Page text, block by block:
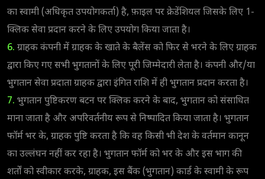
का स्वामी (अधिकृत उपयोगकर्ता) है, फ़ाइल पर क्रेडेंशियल जिसके लिए 1-
क्लिक सेवा प्रदान करने के लिए उपयोग किया जाता है।
6. ग्राहक कंपनी में ग्राहक के खाते के बैलेंस को फिर से भरने के लिए ग्राहक
द्वारा किए गए सभी भुगतानों के लिए पूरी जिम्मेदारी लेता है। कंपनी और/या
भुगतान सेवा प्रदाता ग्राहक द्वारा इंगित राशि में ही भुगतान प्रदान करता है।
7. भुगतान पुष्टिकरण बटन पर क्लिक करने के बाद, भुगतान को संसाधित
माना जाता है और अपरिवर्तनीय रूप से निष्पादित किया जाता है। भुगतान
फॉर्म भर के, ग्राहक पुष्टि करता है कि वह किसी भी देश के वर्तमान कानून
का उल्लंघन नहीं कर रहा है। भुगतान फॉर्म को भर के और इस भाग की
शर्तों को स्वीकार करके, ग्राहक, इस बैंक (भुगतान) कार्ड के स्वामी के रूप